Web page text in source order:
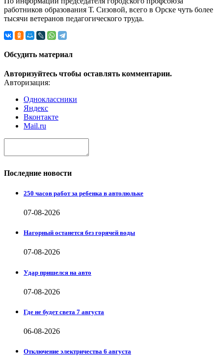
работников образования Т. Сизовой, всего в Орске чуть более
тысячи ветеранов педагогического труда.
Обсудить материал
Авторизуйтесь чтобы оставлять комментарии.
Авторизация:
Одноклассники
Яндекс
Вконтакте
Mail.ru
Последние новости
250 часов работ за ребенка в автолюльке
07-08-2026
Нагорный останется без горячей воды
07-08-2026
Удар пришелся на авто
07-08-2026
Где не будет света 7 августа
06-08-2026
Отключение электричества 6 августа